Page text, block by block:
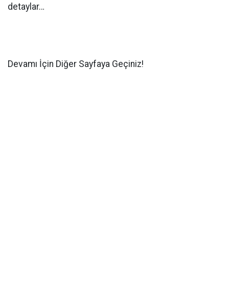
detaylar…
Devamı İçin Diğer Sayfaya Geçiniz!